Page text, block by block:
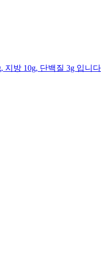
방 10g, 단백질 3g 입